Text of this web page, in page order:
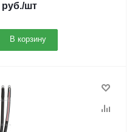
руб./шт
В корзину